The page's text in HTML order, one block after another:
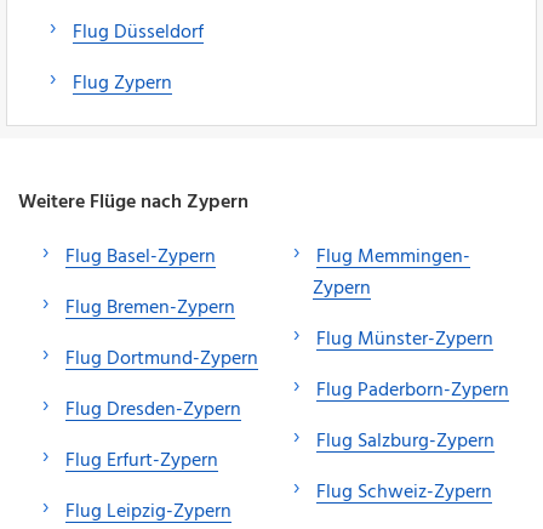
Flug Düsseldorf
Flug Zypern
Weitere Flüge nach Zypern
Flug Basel-Zypern
Flug Bremen-Zypern
Flug Dortmund-Zypern
Flug Dresden-Zypern
Flug Erfurt-Zypern
Flug Leipzig-Zypern
Flug Memmingen-
Zypern
Flug Münster-Zypern
Flug Paderborn-Zypern
Flug Salzburg-Zypern
Flug Schweiz-Zypern